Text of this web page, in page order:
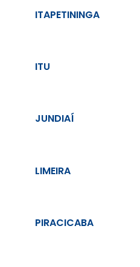
ITAPETININGA
ITU
JUNDIAÍ
LIMEIRA
PIRACICABA